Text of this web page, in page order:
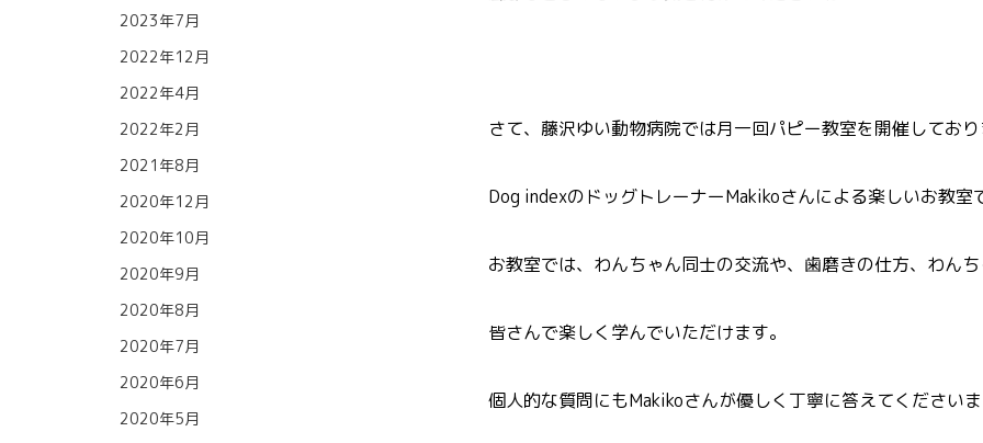
さて、藤沢ゆい動物病院では月一回パピー教室を開催してお
Dog indexのドッグトレーナーMakikoさんによる楽しいお教室
お教室では、わんちゃん同士の交流や、歯磨きの仕方、わん
皆さんで楽しく学んでいただけます。
個人的な質問にもMakikoさんが優しく丁寧に答えてください
2023年7月
2022年12月
2022年4月
2022年2月
2021年8月
2020年12月
2020年10月
2020年9月
2020年8月
2020年7月
2020年6月
2020年5月